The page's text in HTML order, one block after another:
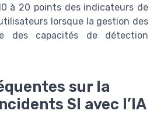
à 20 points des indicateurs de
lorsque la gestion des
des capacités de détection
sur la
SI avec l’IA